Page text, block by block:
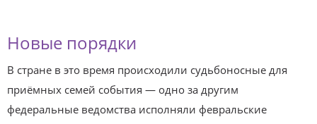
Новые порядки
В стране в это время происходили судьбоносные для
приёмных семей события — одно за другим
федеральные ведомства исполняли февральские